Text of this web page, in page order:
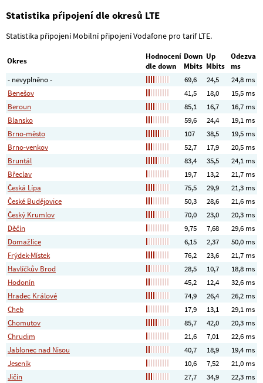
Statistika připojení dle okresů LTE
Statistika připojení Mobilní připojení Vodafone pro tarif LTE.
Okres
Hodnocení
dle down
Down
Mbits
Up
Mbits
Odezva
ms
- nevyplněno -
69,6 24,5
24,8 ms
Benešov
41,5 18,0
15,5 ms
Beroun
85,1 16,7
16,7 ms
Blansko
59,6 24,4
19,1 ms
Brno-město
107 38,5
19,5 ms
Brno-venkov
52,7 17,9
20,5 ms
Bruntál
83,4 35,5
24,1 ms
Břeclav
19,7 13,2
21,7 ms
Česká Lípa
75,5 29,9
21,3 ms
České Budějovice
50,3 28,6
21,6 ms
Český Krumlov
70,0 23,0
20,3 ms
Děčín
9,75 7,68
29,6 ms
Domažlice
6,15 2,37
50,0 ms
Frýdek-Místek
76,2 23,6
21,7 ms
Havlíčkův Brod
28,5 10,7
18,8 ms
Hodonín
45,2 12,4
32,6 ms
Hradec Králové
74,9 26,4
26,2 ms
Cheb
17,9 13,1
29,1 ms
Chomutov
85,7 42,0
20,3 ms
Chrudim
21,6 7,01
22,6 ms
Jablonec nad Nisou
40,7 18,9
19,4 ms
Jeseník
10,6 7,52
21,0 ms
Jičín
27,7 34,9
22,3 ms